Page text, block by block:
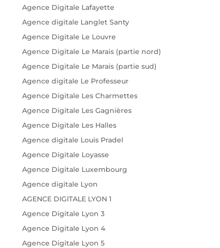
Agence Digitale Lafayette
Agence digitale Langlet Santy
Agence Digitale Le Louvre
Agence Digitale Le Marais (partie nord)
Agence Digitale Le Marais (partie sud)
Agence digitale Le Professeur
Agence Digitale Les Charmettes
Agence Digitale Les Gagnières
Agence Digitale Les Halles
Agence digitale Louis Pradel
Agence Digitale Loyasse
Agence Digitale Luxembourg
Agence digitale Lyon
AGENCE DIGITALE LYON 1
Agence Digitale Lyon 3
Agence Digitale Lyon 4
Agence Digitale Lyon 5